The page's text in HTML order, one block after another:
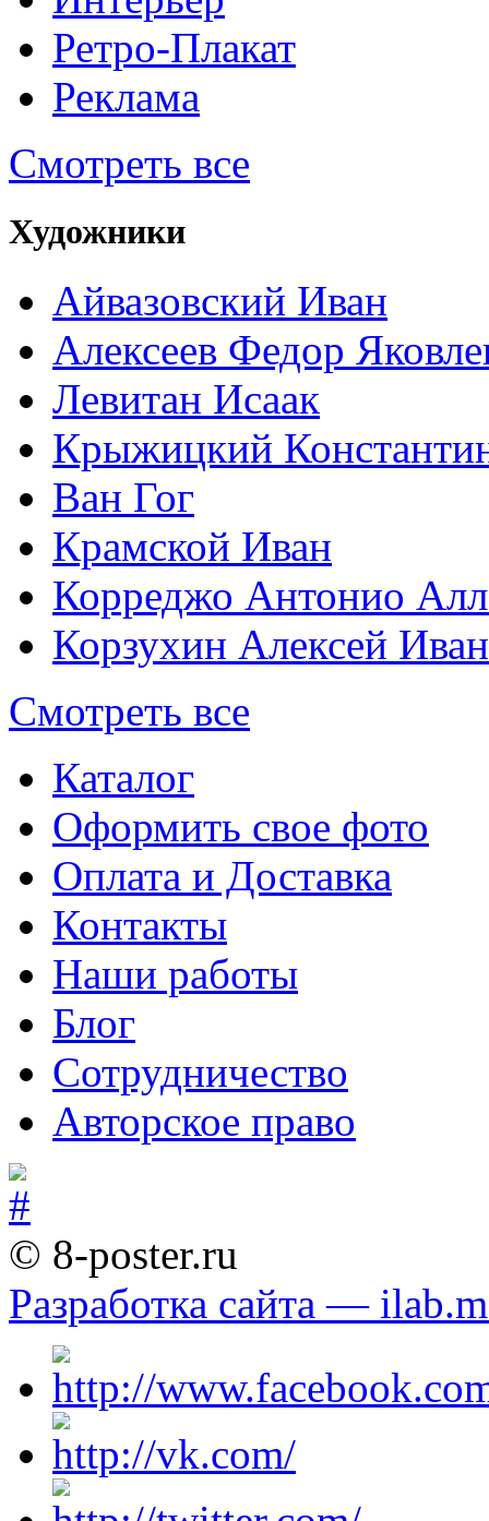
Ретро-Плакат
Реклама
Смотреть все
Художники
Айвазовский Иван
Алексеев Федор
Левитан Исаак
Крыжицкий
Ван Гог
Крамской Иван
Корреджо Антонио
Корзухин Алексей
Смотреть все
Каталог
Оформить свое фото
Оплата и Доставка
Контакты
Наши работы
Блог
Сотрудничество
Авторское право
© 8-poster.ru
Разработка сайта —